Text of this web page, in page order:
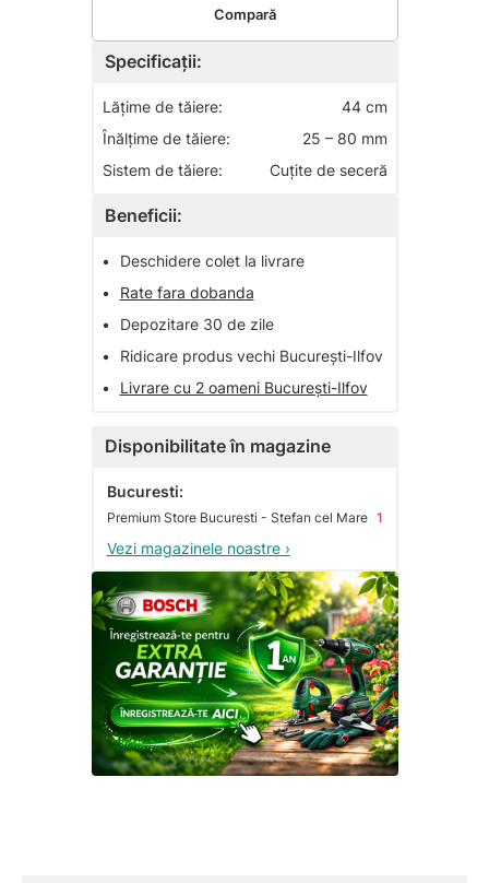
Specificații:
Lăţime de tăiere:
44 cm
Înălţime de tăiere:
25 – 80 mm
Sistem de tăiere:
Cuţite de seceră
Beneficii:
•
Deschidere colet la livrare
•
Rate fara dobanda
•
Depozitare 30 de zile
•
Ridicare produs vechi București-Ilfov
•
Livrare cu 2 oameni București-Ilfov
Disponibilitate în magazine
Bucuresti:
Premium Store Bucuresti - Stefan cel Mare 1
Vezi magazinele noastre ›
Compară